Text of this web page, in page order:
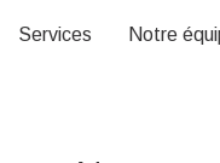
Services Notre